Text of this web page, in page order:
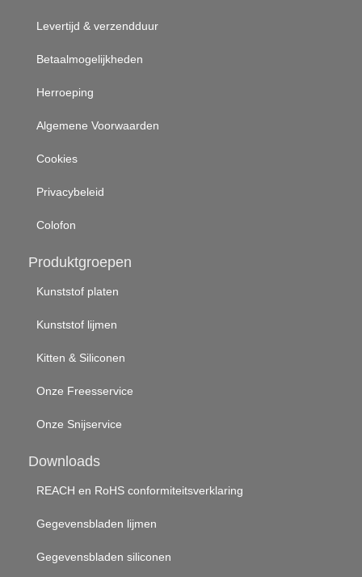
Levertijd & verzendduur
Betaalmogelijkheden
Herroeping
Algemene Voorwaarden
Cookies
Privacybeleid
Colofon
Produktgroepen
Kunststof platen
Kunststof lijmen
Kitten & Siliconen
Onze Freesservice
Onze Snijservice
Downloads
REACH en RoHS conformiteitsverklaring
Gegevensbladen lijmen
Gegevensbladen siliconen